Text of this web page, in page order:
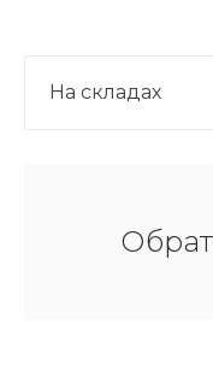
На складах